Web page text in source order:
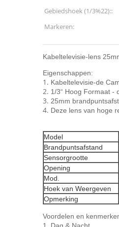
Gebiedshoek (1/3%22)::
Markeren:
Kabeltelevisie-lens
Eigenschappen:
1. Kabeltelevisie-de
2. 1/3“ Hoog Formaat -
3. 25mm
4. Deze lens van hoge
Model
Brandpuntsafstand
Sensorgrootte
Opening
Mod.
Hoek van Weergeven
Opmerking
Voordelen en